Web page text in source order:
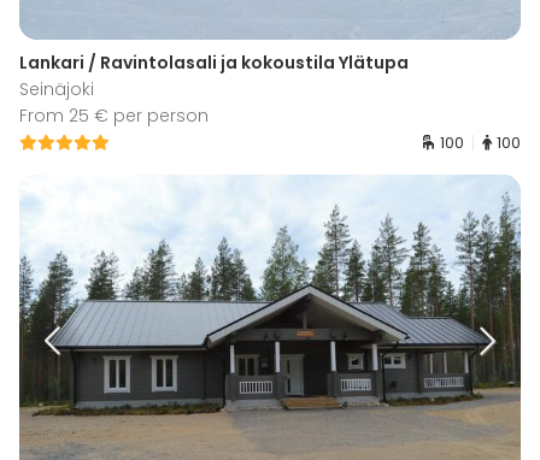
Lankari / Ravintolasali ja kokoustila Ylätupa
Seinäjoki
From 25 € per person
100 100